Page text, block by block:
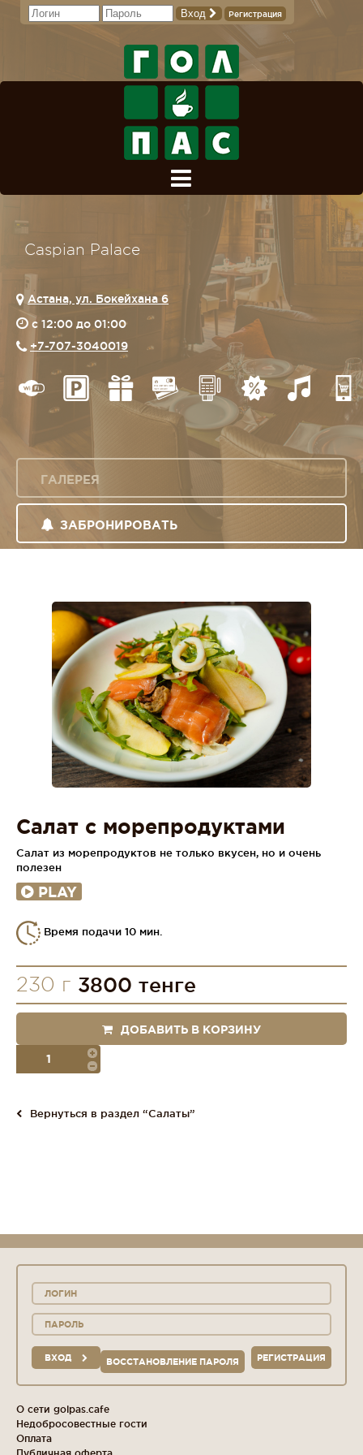
Вход Регистрация
Caspian Palace
Астана, ул. Бокейхана 6
c 12:00 до 01:00
+7-707-3040019
ГАЛЕРЕЯ
ЗАБРОНИРОВАТЬ
Салат с морепродуктами
Салат из морепродуктов не только вкусен, но и очень
полезен
PLAY
Время подачи 10 мин.
230 г 3800 тенге
ДОБАВИТЬ В КОРЗИНУ
Вернуться в раздел “Салаты”
ВХОД РЕГИСТРАЦИЯ
ВОССТАНОВЛЕНИЕ ПАРОЛЯ
О сети golpas.cafe
Недобросовестные гости
Оплата